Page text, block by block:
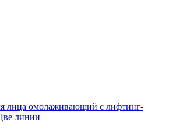
лица омолаживающий с лифтинг-
линии